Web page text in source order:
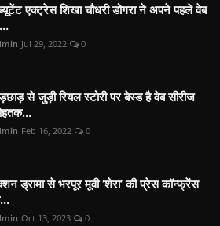
एक्ट्रेस शिखा चौधरी डोगरा ने अपने पहले वेब
Jul 29, 2022 0
से जुड़ी रियल स्टोरी पर बेस्ड है वेब सीरीज
Feb 16, 2022 0
ड्रामा से भरपूर मूवी ‘शेरा’ की प्रेस कॉन्फ्रेंस
Oct 13, 2023 0